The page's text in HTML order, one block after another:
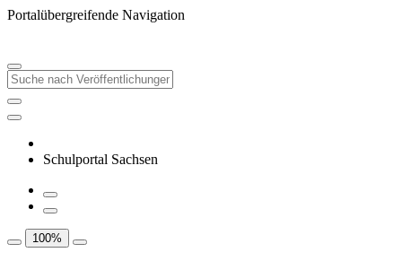
Portalübergreifende Navigation
Schulportal Sachsen
100%